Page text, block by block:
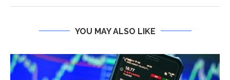
YOU MAY ALSO LIKE